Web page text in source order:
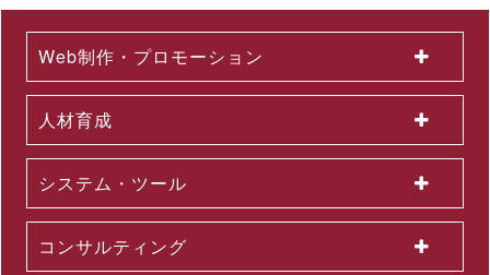
Web制作・プロモーション
人材育成
システム・ツール
コンサルティング